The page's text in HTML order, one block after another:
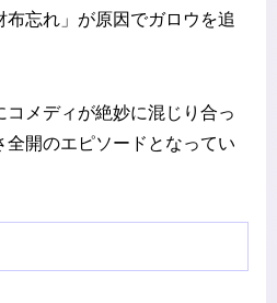
布忘れ」が原因でガロウを追
コメディが絶妙に混じり合っ
全開のエピソードとなってい